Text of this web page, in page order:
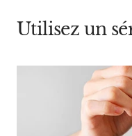
Utilisez un